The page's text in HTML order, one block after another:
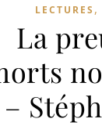
LECTURES ,
La
–